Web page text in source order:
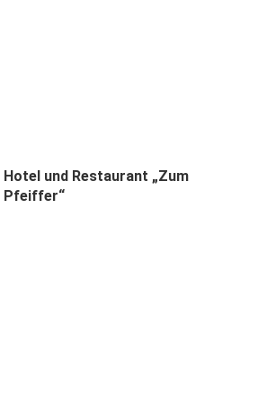
Hotel und Restaurant „Zum
Pfeiffer“